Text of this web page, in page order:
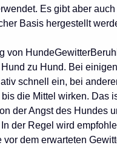
Es gibt aber
Basis hergestellt
von
zu Hund. Bei
schnell ein, bei
die Mittel wirken. Das
der Angst des Hundes
der Regel wird
vor dem erwarteten